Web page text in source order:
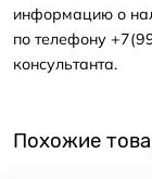
информацию о
по телефону
консультанта.
Похожие